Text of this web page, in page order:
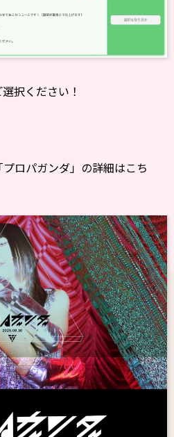
択ください！
ロパガンダ」の詳細はこち